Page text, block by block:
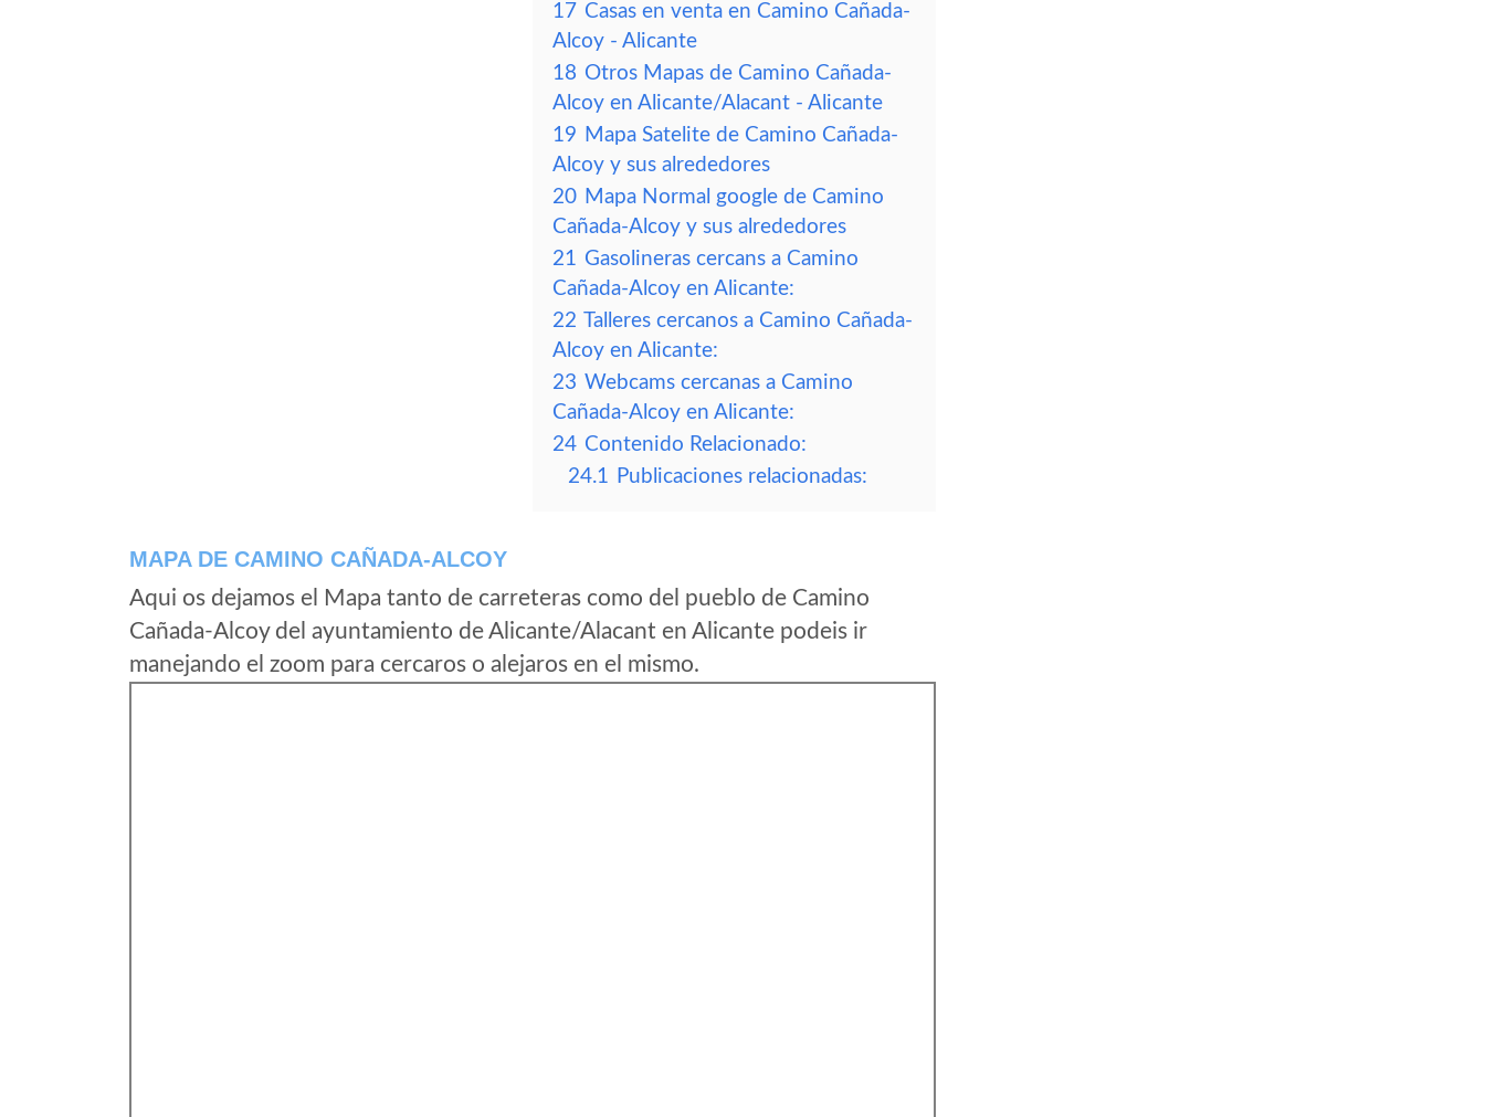
17 Casas en venta en Camino Cañada-
Alcoy - Alicante
18 Otros Mapas de Camino Cañada-
Alcoy en Alicante/Alacant - Alicante
19 Mapa Satelite de Camino Cañada-
Alcoy y sus alrededores
20 Mapa Normal google de Camino
Cañada-Alcoy y sus alrededores
21 Gasolineras cercans a Camino
Cañada-Alcoy en Alicante:
22 Talleres cercanos a Camino Cañada-
Alcoy en Alicante:
23 Webcams cercanas a Camino
Cañada-Alcoy en Alicante:
24 Contenido Relacionado:
24.1 Publicaciones relacionadas:
MAPA DE CAMINO CAÑADA-ALCOY
Aqui os dejamos el Mapa tanto de carreteras como del pueblo de Camino
Cañada-Alcoy del ayuntamiento de Alicante/Alacant en Alicante podeis ir
manejando el zoom para cercaros o alejaros en el mismo.